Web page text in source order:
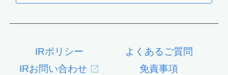
IRポリシー
よくあるご質問
IRお問い合わせ
免責事項